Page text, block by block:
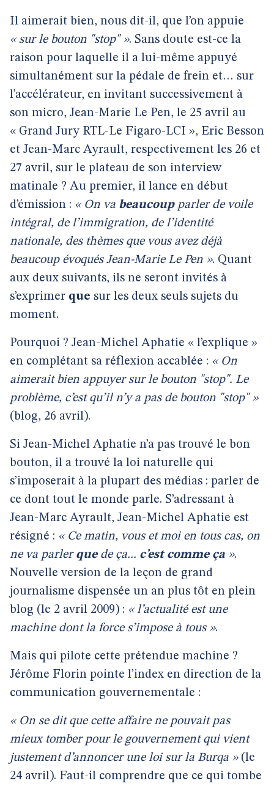
Il aimerait bien, nous dit-il, que l’on appuie
« sur le bouton "stop" ». Sans doute est-ce la
raison pour laquelle il a lui-même appuyé
simultanément sur la pédale de frein et… sur
l’accélérateur, en invitant successivement à
son micro, Jean-Marie Le Pen, le 25 avril au
« Grand Jury RTL-Le Figaro-LCI », Eric Besson
et Jean-Marc Ayrault, respectivement les 26 et
27 avril, sur le plateau de son interview
matinale ? Au premier, il lance en début
d’émission : « On va beaucoupparler de voile
intégral, de l’immigration, de l’identité
nationale, des thèmes que vous avez déjà
beaucoup évoqués Jean-Marie Le Pen ». Quant
aux deux suivants, ils ne seront invités à
s’exprimer que sur les deux seuls sujets du
moment.
Pourquoi ? Jean-Michel Aphatie « l’explique »
en complétant sa réflexion accablée : « On
aimerait bien appuyer sur le bouton "stop". Le
problème, c’est qu’il n’y a pas de bouton "stop" »
(blog, 26 avril).
Si Jean-Michel Aphatie n’a pas trouvé le bon
bouton, il a trouvé la loi naturelle qui
s’imposerait à la plupart des médias : parler de
ce dont tout le monde parle. S’adressant à
Jean-Marc Ayrault, Jean-Michel Aphatie est
résigné : « Ce matin, vous et moi en tous cas, on
ne va parler quede ça... c’est comme ça ».
Nouvelle version de la leçon de grand
journalisme dispensée un an plus tôt en plein
blog (le 2 avril 2009) : « l’actualité est une
machine dont la force s’impose à tous ».
Mais qui pilote cette prétendue machine ?
Jérôme Florin pointe l’index en direction de la
communication gouvernementale :
« On se dit que cette affaire ne pouvait pas
mieux tomber pour le gouvernement qui vient
justement d’annoncer une loi sur la Burqa »(le
24 avril). Faut-il comprendre que ce qui tombe